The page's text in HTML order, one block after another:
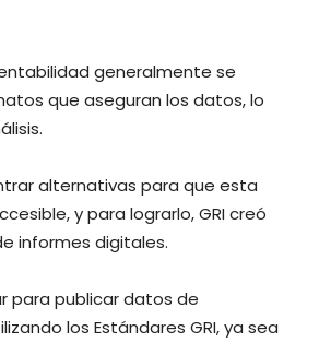
generalmente se
que aseguran los datos, lo
alternativas para que esta
y para lograrlo, GRI creó
informes digitales.
para publicar datos de
los Estándares GRI, ya sea